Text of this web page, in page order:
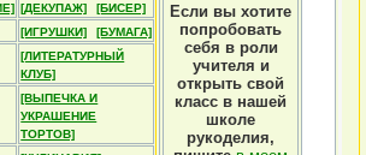
[ДЕКУПАЖ]
[БИСЕР]
[ИГРУШКИ]
[БУМАГА]
[ЛИТЕРАТУРНЫЙ
КЛУБ]
[ВЫПЕЧКА И
УКРАШЕНИЕ
ТОРТОВ]
Если вы хотите
попробовать
себя в роли
учителя и
открыть свой
класс в нашей
школе
рукоделия,